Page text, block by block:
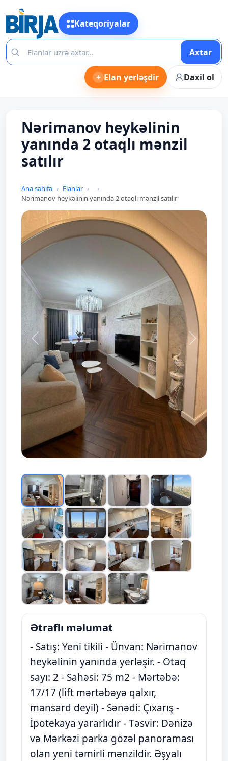
Kateqoriyalar
Axtar
+ Elan yerləşdir Daxil ol
Nərimanov heykəlinin
yanında 2 otaqlı mənzil
satılır
Ana səhifə
Elanlar
Nərimanov heykəlinin yanında 2 otaqlı mənzil satılır
Prev Next
Ətraflı məlumat
- Satış: Yeni tikili - Ünvan: Nərimanov
heykəlinin yanında yerləşir. - Otaq
sayı: 2 - Sahəsi: 75 m2 - Mərtəbə:
17/17 (lift mərtəbəyə qalxır,
mansard deyil) - Sənədi: Çıxarış -
İpotekaya yararlıdır - Təsvir: Dənizə
və Mərkəzi parka gözəl panoraması
olan yeni təmirli mənzildir. Əşyalı